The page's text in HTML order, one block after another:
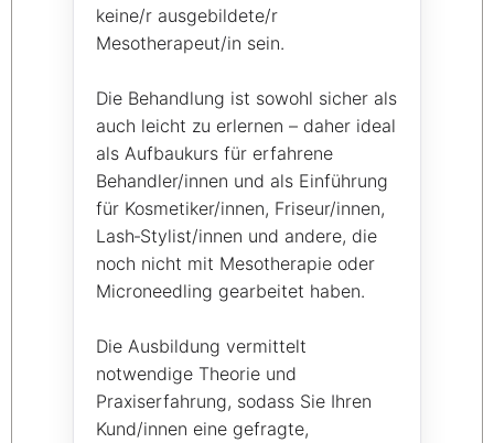
keine/r ausgebildete/r
Mesotherapeut/in sein.
Die Behandlung ist sowohl sicher als
auch leicht zu erlernen – daher ideal
als Aufbaukurs für erfahrene
Behandler/innen und als Einführung
für Kosmetiker/innen, Friseur/innen,
Lash‑Stylist/innen und andere, die
noch nicht mit Mesotherapie oder
Microneedling gearbeitet haben.
Die Ausbildung vermittelt
notwendige Theorie und
Praxiserfahrung, sodass Sie Ihren
Kund/innen eine gefragte,